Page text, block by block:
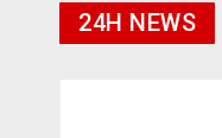
24H NEWS